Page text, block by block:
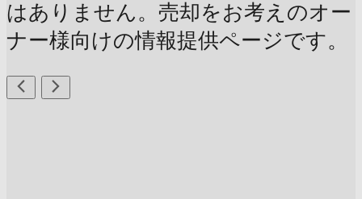
はありません。売却をお考えのオー
ナー様向けの情報提供ページです。